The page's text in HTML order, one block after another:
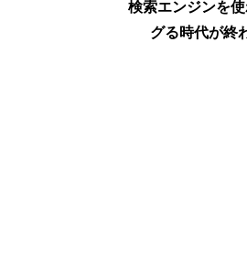
検索エンジンを
グる時代が終